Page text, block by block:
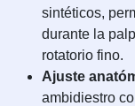
sintéticos,
durante la
rotatorio fino.
Ajuste
ambidiestro